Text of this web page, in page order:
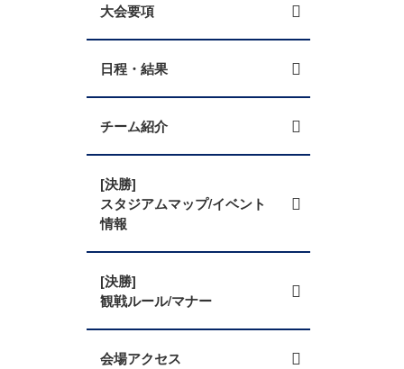
大会要項
日程・結果
チーム紹介
[決勝]
スタジアムマップ/イベント
情報
[決勝]
観戦ルール/マナー
会場アクセス